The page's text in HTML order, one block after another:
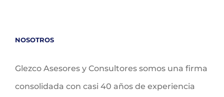
NOSOTROS
Glezco Asesores y Consultores somos una firma
consolidada con casi 40 años de experiencia